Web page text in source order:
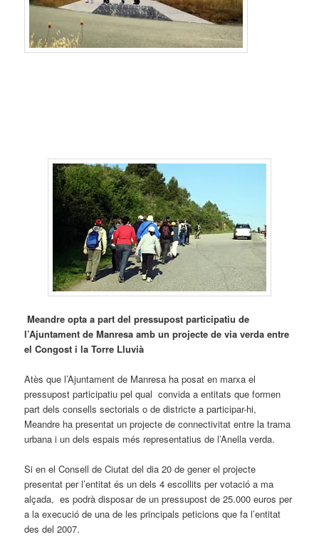
Meandre opta a part del pressupost participatiu de
l’Ajuntament de Manresa amb un projecte de via verda entre
el Congost i la Torre Lluvià
Atès que l’Ajuntament de Manresa ha posat en marxa el
pressupost participatiu pel qual convida a entitats que formen
part dels consells sectorials o de districte a participar-hi,
Meandre ha presentat un projecte de connectivitat entre la trama
urbana i un dels espais més representatius de l’Anella verda.
Si en el Consell de Ciutat del dia 20 de gener el projecte
presentat per l’entitat és un dels 4 escollits per votació a ma
alçada, es podrà disposar de un pressupost de 25.000 euros per
a la execució de una de les principals peticions que fa l’entitat
des del 2007.